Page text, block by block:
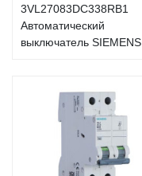
3VL27083DC338RB1
Автоматический
выключатель SIEMENS